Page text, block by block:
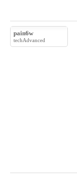
pain6w
techAdvanced